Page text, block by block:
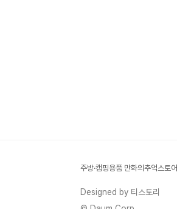
주방·캠핑용품 만화의추억스토어
Designed by 티스토리